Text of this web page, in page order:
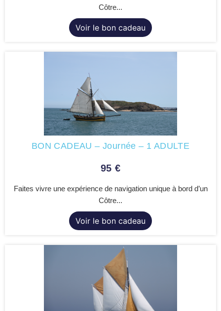
Côtre...
Voir le bon cadeau
BON CADEAU – Journée – 1 ADULTE
95 €
Faites vivre une expérience de navigation unique à bord d’un
Côtre...
Voir le bon cadeau